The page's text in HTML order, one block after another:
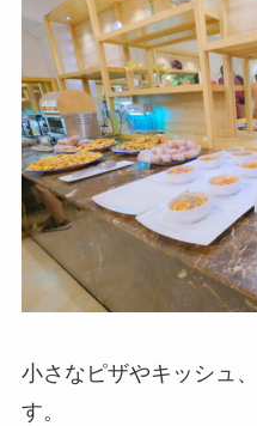
小さなピザやキッシュ
す。